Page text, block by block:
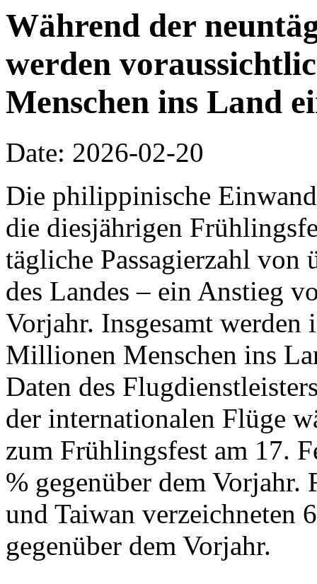
Während der
werden
Menschen ins Land
Date: 2026-02-20
Die philippinische
die diesjährigen
tägliche Passagierzahl
des Landes – ein Anstieg
Vorjahr. Insgesamt werden
Millionen Menschen ins
Daten des
der internationalen Flüge
zum Frühlingsfest am 17.
% gegenüber dem
und Taiwan verzeichneten
gegenüber dem Vorjahr.